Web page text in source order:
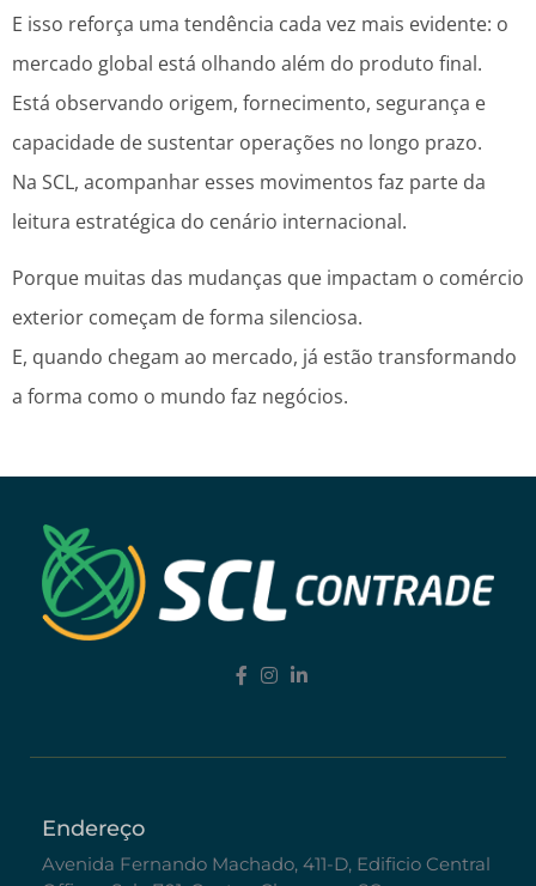
E isso reforça uma tendência cada vez mais evidente: o
mercado global está olhando além do produto final.
Está observando origem, fornecimento, segurança e
capacidade de sustentar operações no longo prazo.
Na SCL, acompanhar esses movimentos faz parte da
leitura estratégica do cenário internacional.
Porque muitas das mudanças que impactam o comércio
exterior começam de forma silenciosa.
E, quando chegam ao mercado, já estão transformando
a forma como o mundo faz negócios.
Endereço
Avenida Fernando Machado, 411-D, Edificio Central